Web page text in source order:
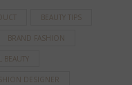
BEAUTY TIPS
BRAND FASHION
BEAUTY
DESIGNER